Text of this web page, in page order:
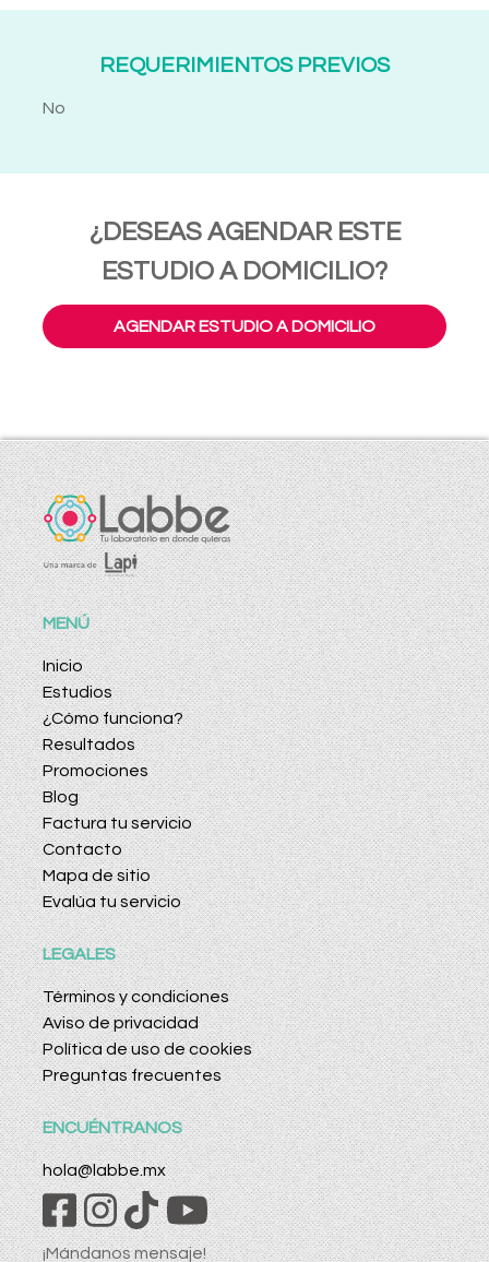
REQUERIMIENTOS PREVIOS
No
¿DESEAS AGENDAR ESTE
ESTUDIO A DOMICILIO?
AGENDAR ESTUDIO A DOMICILIO
MENÚ
Inicio
Estudios
¿Cómo funciona?
Resultados
Promociones
Blog
Factura tu servicio
Contacto
Mapa de sitio
Evalúa tu servicio
LEGALES
Términos y condiciones
Aviso de privacidad
Política de uso de cookies
Preguntas frecuentes
ENCUÉNTRANOS
hola@labbe.mx
¡Mándanos mensaje!